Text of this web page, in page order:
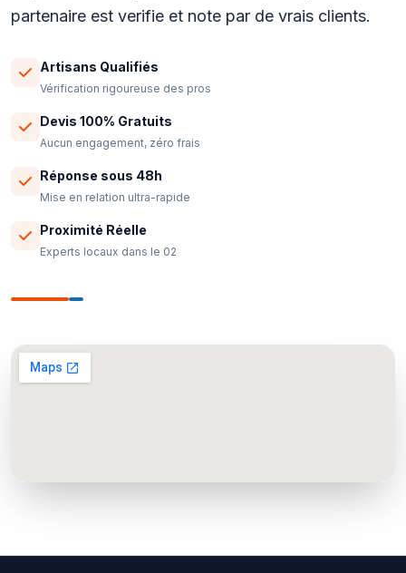
partenaire est verifie et note par de vrais clients.
Artisans Qualifiés
Vérification rigoureuse des pros
Devis 100% Gratuits
Aucun engagement, zéro frais
Réponse sous 48h
Mise en relation ultra-rapide
Proximité Réelle
Experts locaux dans le 02